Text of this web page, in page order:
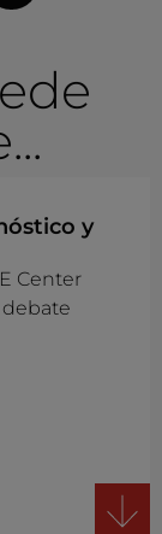
y
Center